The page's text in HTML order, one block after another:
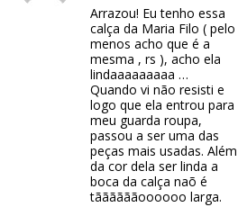
Arrazou! Eu tenho essa
calça da Maria Filo ( pelo
menos acho que é a
mesma , rs ), acho ela
lindaaaaaaaaa …
Quando vi não resisti e
logo que ela entrou para
meu guarda roupa,
passou a ser uma das
peças mais usadas. Além
da cor dela ser linda a
boca da calça naõ é
tããããããoooooo larga.